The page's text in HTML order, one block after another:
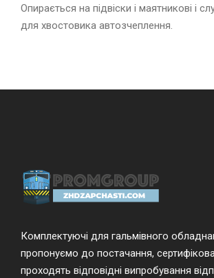
Опирається на підвіски і маятникові і
для хвостовика автозчеплення.
Комплектуючі для гальмівного
пропонуємо до постачання,
проходять відповідні випробування